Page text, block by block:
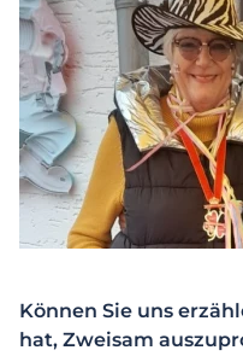
Können Sie uns
hat, Zweisam